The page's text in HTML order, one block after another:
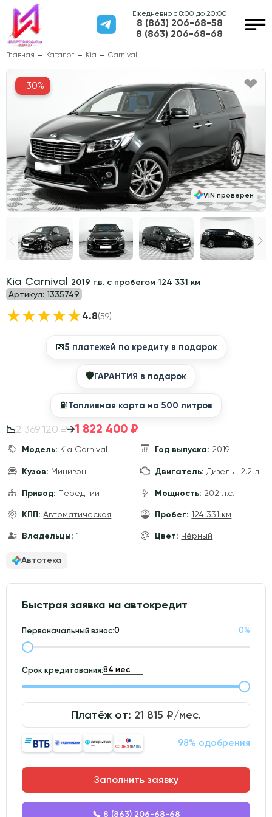
Ежедневно с 8:00 до 20:00
8 (863) 206-68-58
8 (863) 206-68-68
Главная Каталог Kia Carnival
Kia Carnival 2019 г.в. с пробегом 124 331 км
Артикул: 1335749
★★★★★4.8(59)
📅5 платежей по кредиту в подарок
🛡ГАРАНТИЯ в подарок
⛽️Топливная карта на 500 литров
📉2 369 120 ₽→1 822 400 ₽
Модель: Kia Carnival Год выпуска: 2019
Кузов: Минивэн Двигатель: Дизель 2.2 л.
Привод: Передний Мощность: 202 л.с.
КПП: Автоматическая Пробег: 124 331 км
Владельцы: 1 Цвет: Чёрный
Автотека
Быстрая заявка на автокредит
Первоначальный взнос: 0%
Срок кредитования:
Платёж от: 21 815 ₽/мес.
98% одобрения
Заполнить заявку
📞 8 (863) 206-68-68
VIN проверен
-30%